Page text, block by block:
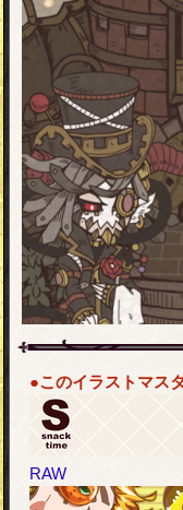
●このイラストマス
RAW